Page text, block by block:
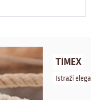
TIMEX
Istraži